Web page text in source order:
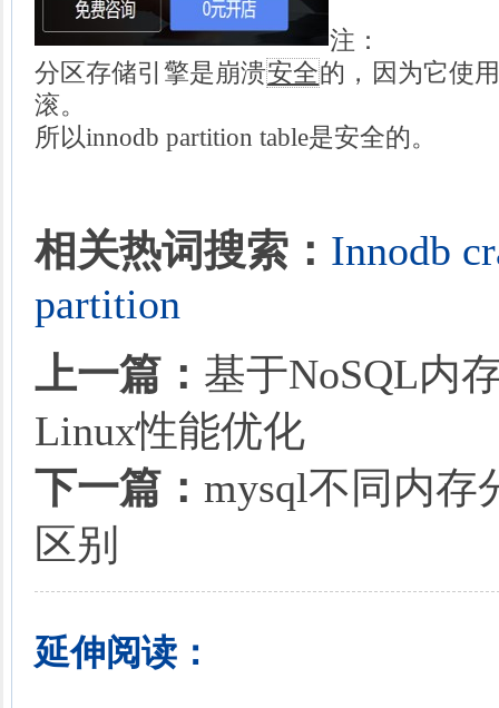
注：
分区存储引擎是崩溃安全的，因为它使
滚。
所以innodb partition table是安全的。
相关热词搜索： Innodb
partition
上一篇： 基于NoSQL内
Linux性能优化
下一篇： mysql不同内存
区别
延伸阅读：